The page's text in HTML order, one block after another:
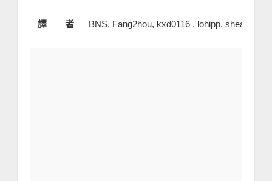
譯 者 BNS, Fang2hou, kxd0116 , lohipp, sheahoi,